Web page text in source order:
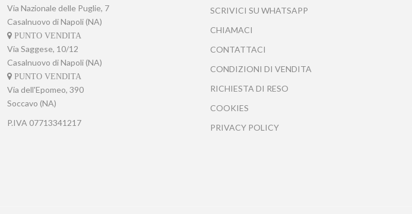
Via Nazionale delle Puglie, 7
Casalnuovo di Napoli (NA)
PUNTO VENDITA
Via Saggese, 10/12
Casalnuovo di Napoli (NA)
PUNTO VENDITA
Via dell'Epomeo, 390
Soccavo (NA)
P.IVA 07713341217
SCRIVICI SU WHATSAPP
CHIAMACI
CONTATTACI
CONDIZIONI DI VENDITA
RICHIESTA DI RESO
COOKIES
PRIVACY POLICY